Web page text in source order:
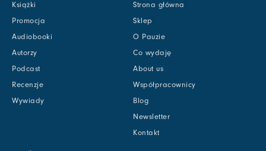
Książki
Promocja
Audiobooki
Autorzy
Podcast
Recenzje
Wywiady
Strona główna
Sklep
O Pauzie
Co wydaję
About us
Współpracownicy
Blog
Newsletter
Kontakt